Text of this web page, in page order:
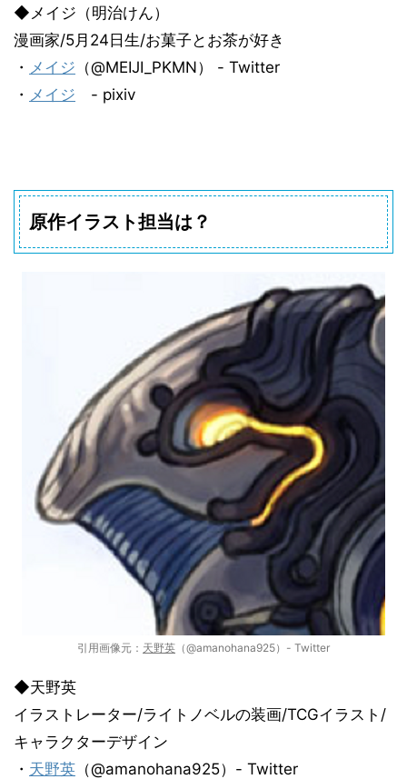
◆メイジ（明治けん）
漫画家/5月24日生/お菓子とお茶が好き
・ メイジ （@MEIJI_PKMN） - Twitter
・ メイジ - pixiv
原作イラスト担当は？
引用画像元： 天野英 （@amanohana925）- Twitter
◆天野英
イラストレーター/ライトノベルの装画/TCGイラスト/
キャラクターデザイン
・ 天野英 （@amanohana925）- Twitter